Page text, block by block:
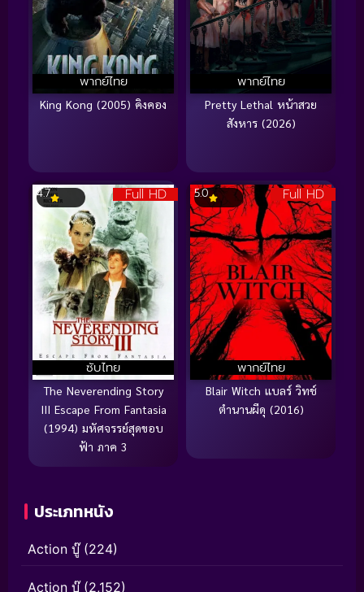
พากย์ไทย
King Kong (2005) คิงคอง
พากย์ไทย
Pretty Lethal หน้าสวย
สังหาร (2026)
Full HD
ซับไทย
4.7
The Neverending Story
III Escape From Fantasia
(1994) มหัศจรรย์สุดขอบ
ฟ้า ภาค 3
Full HD
พากย์ไทย
5.0
Blair Witch แบลร์ วิทช์
ตำนานผีดุ (2016)
ประเภทหนัง
Action บู๊(224)
Action บู๊(2,152)